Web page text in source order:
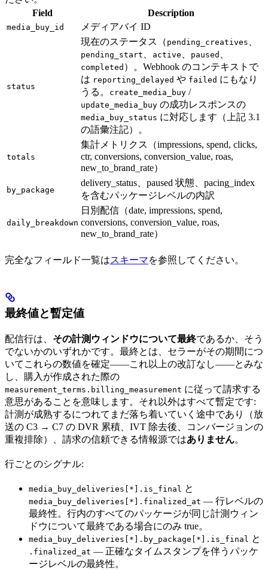
Field
Description
media_buy_id メディアバイ ID
status
現在のステータス（ pending_creatives
pending_start active paused
completed ）。Webhook のコンテキストで
は reporting_delayed や failed にもなり
うる。
create_media_buy /
update_media_buy の成功レスポンスの
media_buy_status に対応します（上記 3.1
の語彙注記）。
totals
集計メトリクス（impressions, spend, clicks,
ctr, conversions, conversion_value, roas,
new_to_brand_rate）
by_package
delivery_status、paused 状態、pacing_index
を含むパッケージレベルの内訳
daily_breakdown
日別配信（date, impressions, spend,
conversions, conversion_value, roas,
new_to_brand_rate）
完全なフィールド一覧はスキーマを参照してください。
最終値と暫定値
配信行は、 その計測ウィンドウについて最終であるか、そう
でないかのいずれかです。最終とは、セラーがその期間につ
いてこれらの数値を確定——これ以上の改訂なし——とみな
し、購入が作成された際の
measurement_terms.billing_measurement に従って請求する
意思があることを意味します。それ以外はすべて暫定です:
計測が成熟するにつれてまだ落ち着いていく途中であり（放
送の C3 → C7 の DVR 累積、IVT 除去後、コンバージョンの
重複排除）、請求の信頼できる情報源ではありません。
行ごとのシグナル:
media_buy_deliveries[*].is_final と
media_buy_deliveries[*].finalized_at — 行レベルの
最終性。行内のすべてのパッケージが同じ計測ウィン
ドウについて最終である場合にのみ true。
media_buy_deliveries[*].by_package[*].is_final と
.finalized_at — 正確なタイムスタンプを伴うパッケ
ージレベルの最終性。